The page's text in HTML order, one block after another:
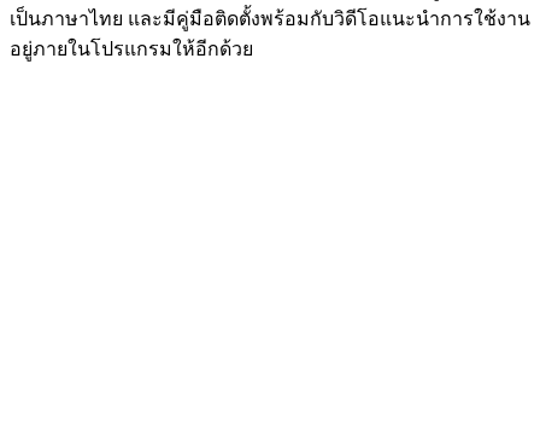
เป็นภาษาไทย และมีคู่มือติดตั้งพร้อมกับวิดีโอแนะนำการใช้งาน
อยู่ภายในโปรแกรมให้อีกด้วย